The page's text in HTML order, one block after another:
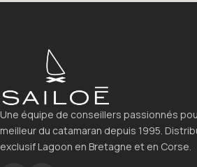
Une équipe de conseillers passionnés
meilleur du catamaran depuis 1995.
exclusif Lagoon en Bretagne et en Corse.